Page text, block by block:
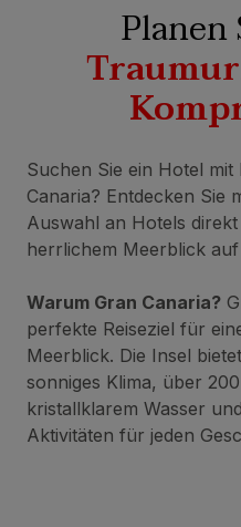
Planen
Suchen Sie ein Hotel
Canaria? Entdecken Sie
Auswahl an Hotels
herrlichem Meerblick
Warum Gran Canaria?
perfekte Reiseziel für
Meerblick. Die Insel
sonniges Klima, über
kristallklarem Wasser
Aktivitäten für jeden